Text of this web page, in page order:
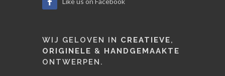
WIJ GELOVEN IN CREATIEVE,
ORIGINELE & HANDGEMAAKTE
ONTWERPEN.